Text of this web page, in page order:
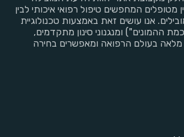
המחפשים טיפול רפואי איכותי לבין
אנו עושים זאת באמצעות טכנולוגיית
ההמונים") ומנגנוני סינון מתקדמים,
בעולם הרפואה ומאפשרים בחירה